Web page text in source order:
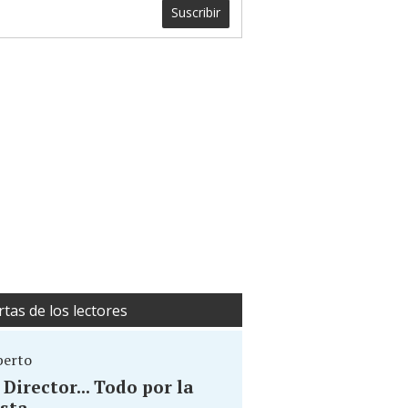
Suscribir
de los lectores
Director... Todo por la